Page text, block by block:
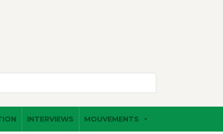
INTERVIEWS MOUVEMENTS